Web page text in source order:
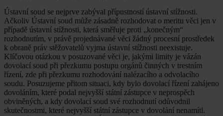
Ústavní soud se nejprve zabýval přípustností ústavní stížnosti.
Ačkoliv Ústavní soud může zásadně rozhodovat o meritu věci jen v
případě ústavní stížnosti, která směřuje proti „konečným“
rozhodnutím, v právě projednávané věci žádný procesní prostředek
k obraně práv stěžovatelů vyjma ústavní stížnosti neexistuje.
Klíčovou otázkou v posuzované věci je, jakými limity je vázán
dovolací soud při přezkumu postupu orgánů činných v trestním
řízení, zde při přezkumu rozhodování nalézacího a odvolacího
soudu. Posuzujeme přitom situaci, kdy bylo dovolací řízení zahájeno
dovoláním, které podal nejvyšší státní zástupce v neprospěch
obviněných, a kdy dovolací soud své rozhodnutí odůvodnil
skutečnostmi, které nejvyšší státní zástupce v dovolání nenamítl.